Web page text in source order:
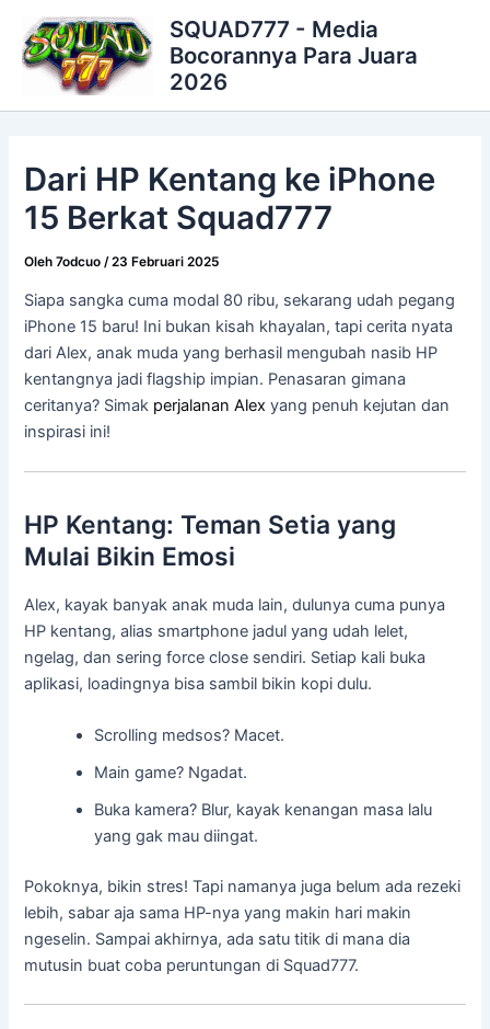
konten
SQUAD777 - Media
Bocorannya Para Juara
2026
Dari HP Kentang ke iPhone
15 Berkat Squad777
Oleh7odcuo/23 Februari 2025
Siapa sangka cuma modal 80 ribu, sekarang udah pegang
iPhone 15 baru! Ini bukan kisah khayalan, tapi cerita nyata
dari Alex, anak muda yang berhasil mengubah nasib HP
kentangnya jadi flagship impian. Penasaran gimana
ceritanya? Simak perjalanan Alex yang penuh kejutan dan
inspirasi ini!
HP Kentang: Teman Setia yang
Mulai Bikin Emosi
Alex, kayak banyak anak muda lain, dulunya cuma punya
HP kentang, alias smartphone jadul yang udah lelet,
ngelag, dan sering force close sendiri. Setiap kali buka
aplikasi, loadingnya bisa sambil bikin kopi dulu.
Scrolling medsos? Macet.
Main game? Ngadat.
Buka kamera? Blur, kayak kenangan masa lalu
yang gak mau diingat.
Pokoknya, bikin stres! Tapi namanya juga belum ada rezeki
lebih, sabar aja sama HP-nya yang makin hari makin
ngeselin. Sampai akhirnya, ada satu titik di mana dia
mutusin buat coba peruntungan di Squad777.